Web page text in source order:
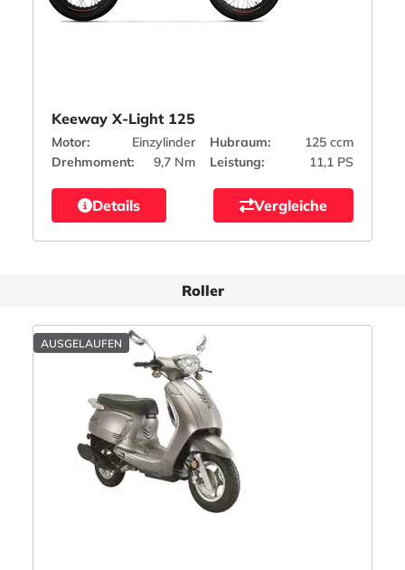
Keeway X-Light 125
Motor: Einzylinder Hubraum:
125 ccm
Drehmoment:
9,7 Nm Leistung: 11,1 PS
Details Vergleiche
Roller
AUSGELAUFEN